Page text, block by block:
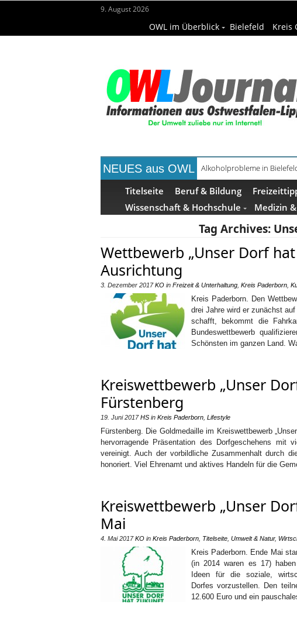
9. August 2026
OWL im Überblick Bielefeld Kreis
NEUES aus OWL Handgemachte
Titelseite Beruf & Bildung
Wissenschaft & Hochschule
Medizin
Tag Archives:
Wettbewerb „Unser Dorf
Ausrichtung
3. Dezember 2017 KO in Freizeit & Unterhaltung Kreis Paderborn
Kreis Paderborn. Den
drei Jahre wird er zunächst
schafft, bekommt die
Bundeswettbewerb
Schönsten im ganzen Land.
Kreiswettbewerb „Unser
Fürstenberg
19. Juni 2017 HS in Kreis Paderborn Lifestyle
Fürstenberg. Die Goldmedaille im Kreiswettbewerb
hervorragende Präsentation des Dorfgeschehens
vereinigt. Auch der vorbildliche Zusammenhalt durch
honoriert. Viel Ehrenamt und aktives Handeln für die
Kreiswettbewerb „Unser
Mai
4. Mai 2017 KO in Kreis Paderborn Titelseite Umwelt & Natur,
Kreis Paderborn. Ende Mai
(in 2014 waren es 17)
Ideen für die soziale,
Dorfes vorzustellen. Den
12.600 Euro und ein